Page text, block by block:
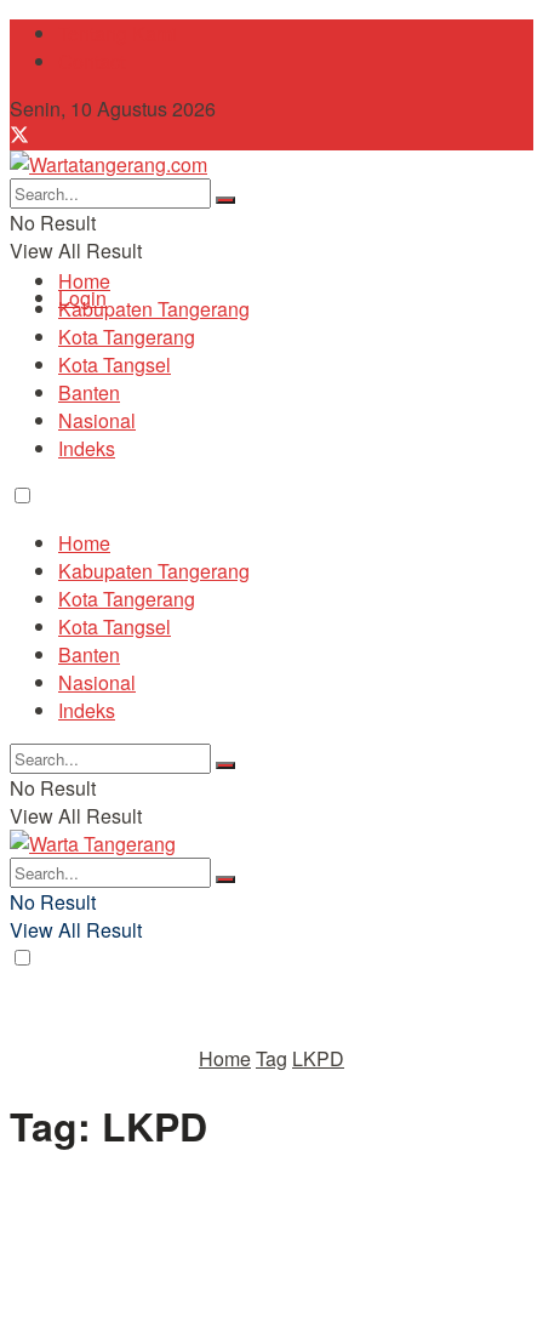
Senin, 10 Agustus 2026
No Result
View All Result
Login
Home
Kabupaten Tangerang
Kota Tangerang
Kota Tangsel
Banten
Nasional
Indeks
Home
Kabupaten Tangerang
Kota Tangerang
Kota Tangsel
Banten
Nasional
Indeks
No Result
View All Result
No Result
View All Result
HomeTag LKPD
Tag: LKPD